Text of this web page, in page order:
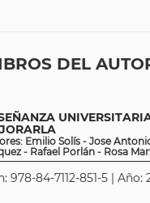
DEL
Emilio Solís - Jose
- Rafael Porlán - Rosa
978-84-7112-851-5 | Año: